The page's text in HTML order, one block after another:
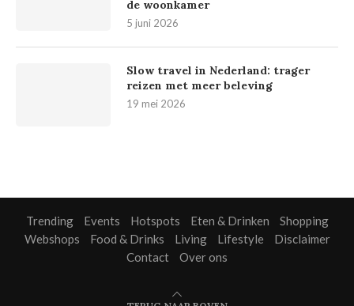
de woonkamer
5 juni 2026
Slow travel in Nederland: trager
reizen met meer beleving
19 mei 2026
Trending Events Hotspots Eten & Drinken
Shopping
Webshops
Food & Drinks Living Lifestyle
Disclaimer
Contact
Over ons